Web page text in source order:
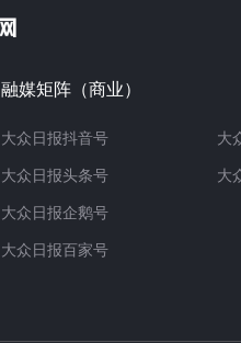
融媒矩阵（商业）
大众日报抖音号
大众日报头条号
大众日报企鹅号
大众日报百家号
大
大